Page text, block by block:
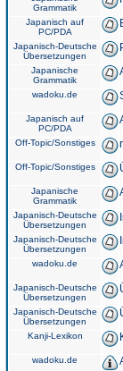
Grammatik
Japanisch auf
PC/PDA
Japanisch-Deutsche
Übersetzungen
Japanische
Grammatik
wadoku.de
Japanisch auf
PC/PDA
Off-Topic/Sonstiges
Off-Topic/Sonstiges
Japanische
Grammatik
Japanisch-Deutsche
Übersetzungen
Japanisch-Deutsche
Übersetzungen
wadoku.de
Japanisch-Deutsche
Übersetzungen
Japanisch-Deutsche
Übersetzungen
Kanji-Lexikon
wadoku.de